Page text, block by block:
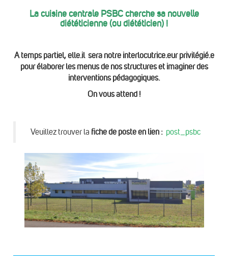
La cuisine centrale PSBC cherche sa nouvelle
diététicienne (ou diététicien) !
A temps partiel, elle.il sera notre interlocutrice.eur privilégié.e
pour élaborer les menus de nos structures et imaginer des
interventions pédagogiques.
On vous attend !
Veuillez trouver la fiche de poste en lien : post_psbc